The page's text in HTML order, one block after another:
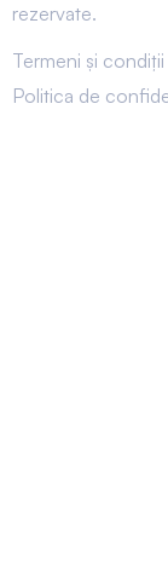
rezervate.
Termeni și condiții
Politica de